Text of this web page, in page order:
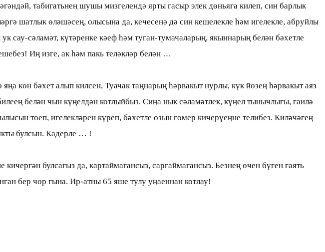
табигатьнең шушы мизгелендә ярты гасыр элек дөньяга килеп, син барлык
шатлык өләшәсең, олысына да, кечесенә дә син кешелекле һәм игелекле, абруйлы
сәламәт, күтәренке кәеф һәм туган-тумачаларың, якыннарың белән бәхетле
Иң изге, ак һәм пакь теләкләр белән …
көн бәхет алып килсен, Туачак таңнарың һәрвакыт нурлы, күк йөзең һәрвакыт аяз
белән чын күңелдән котлыйбыз. Сиңа нык сәламәтлек, күңел тынычлыгы, гаилә
тоеп, игелекләрен күреп, бәхетле озын гомер кичерүеңне телибез. Киләчәгең
булсын. Кадерле … !
булсагыз да, картаймагансыз, саргаймагансыз. Безнең өчен бүген гаять
бер чор гына. Ир-атны 65 яше тулу уңаеннан котлау!